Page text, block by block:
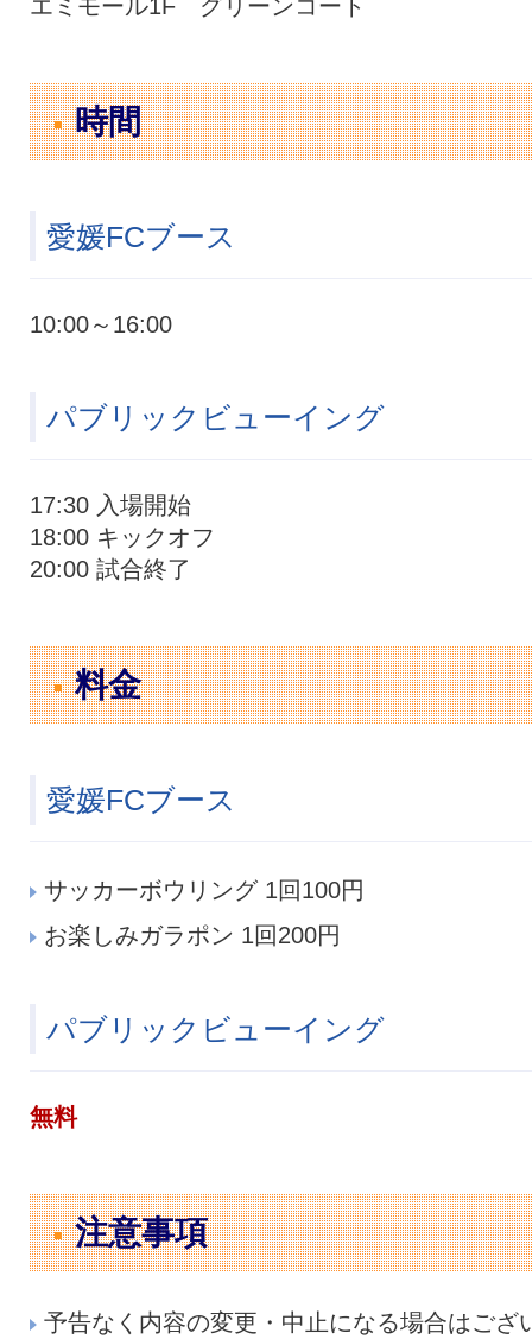
エミモール1F グリーンコート
時間
愛媛FCブース
10:00～16:00
パブリックビューイング
17:30 入場開始
18:00 キックオフ
20:00 試合終了
料金
愛媛FCブース
サッカーボウリング 1回100円
お楽しみガラポン 1回200円
パブリックビューイング
無料
注意事項
予告なく内容の変更・中止になる場合はござ